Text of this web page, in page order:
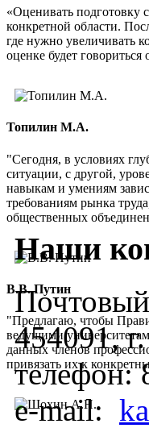
«Оценивать подготовку
конкретной области.
где нужно увеличивать
оценке будет
Топилин М.А.
"Сегодня, в условиях
ситуации, с другой,
навыкам и умениям
требованиям рынка
общественных
В.В. Путин
"Предлагаю, чтобы
ведущими
данных членов
привязать их к
Наши
454091,
телефон:
e-mail: